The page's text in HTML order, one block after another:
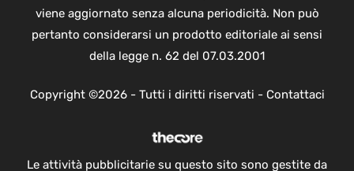
viene aggiornato senza alcuna periodicità. Non può
pertanto considerarsi un prodotto editoriale ai sensi
della legge n. 62 del 07.03.2001
Copyright ©2026 - Tutti i diritti riservati - Contattaci
Le attività pubblicitarie su questo sito sono gestite da